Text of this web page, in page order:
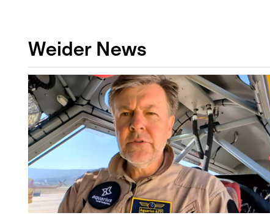
Weider News